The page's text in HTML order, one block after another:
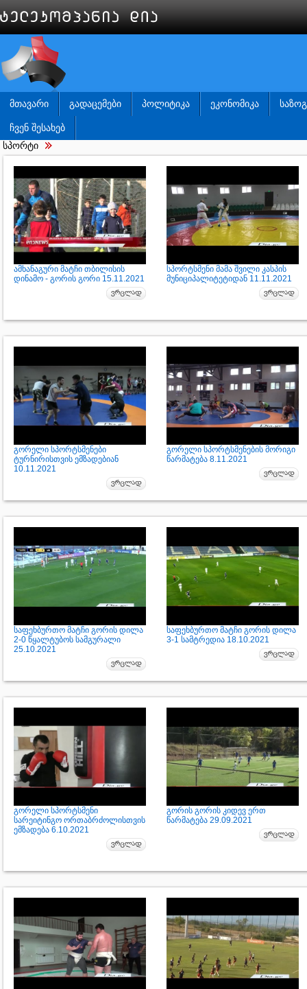
ᲛᲗᲐᲕᲐᲠᲘ ᲒᲐᲓᲐᲪᲔᲛᲔᲑᲘ ᲞᲝᲚᲘᲢᲘᲙᲐ ᲔᲙᲝᲜᲝᲛᲘᲙᲐ
ᲩᲕᲔᲜ ᲨᲔᲡᲐᲮᲔᲑ
სპორტი
ამხანაგური მატჩი თბილისის
დინამო - გორის გორი 15.11.2021
სპორტსმენი მამა შვილი კასპის
მუნიციპალიტეტიდან 11.11.2021
გორელი სპორტსმენები
ტურნირისთვის ემზადებიან
10.11.2021
გორელი სპორტსმენების მორიგი
წარმატება 8.11.2021
საფეხბურთო მატჩი გორის დილა
2-0 წყალტუბოს სამგურალი
25.10.2021
საფეხბურთო მატჩი გორის დილა
3-1 სამტრედია 18.10.2021
გორელი სპორტსმენი
სარეიტინგო ორთაბრძოლისთვის
ემზადება 6.10.2021
გორის გორის კიდევ ერთ
წარმატება 29.09.2021